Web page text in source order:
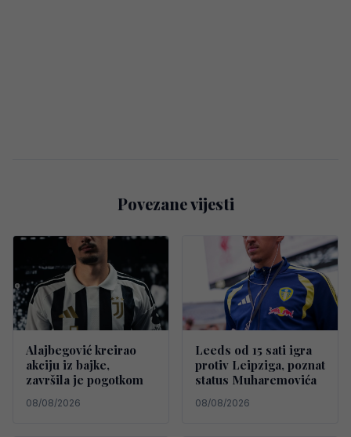
Povezane vijesti
Alajbegović kreirao
akciju iz bajke,
završila je pogotkom
08/08/2026
Leeds od 15 sati igra
protiv Leipziga, poznat
status Muharemovića
08/08/2026